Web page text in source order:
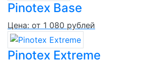
Pinotex Base
Цена: от 1 080 рублей
Pinotex Extreme